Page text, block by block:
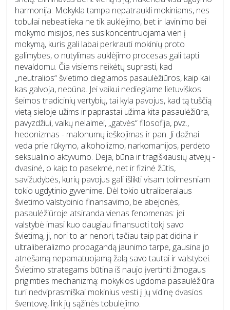
harmonija: Mokykla tampa nepatraukli mokiniams, nes
tobulai nebeatlieka ne tik auklėjimo, bet ir lavinimo bei
mokymo misijos, nes susikoncentruojama vien į
mokymą, kuris gali labai perkrauti mokinių proto
galimybes, o nutylimas auklėjimo procesas gali tapti
nevaldomu. Čia visiems reikėtų suprasti, kad
„neutralios“ švietimo diegiamos pasaulėžiūros, kaip kai
kas galvoja, nebūna. Jei vaikui nediegiame lietuviškos
šeimos tradicinių vertybių, tai kyla pavojus, kad tą tuščią
vietą sieloje užims ir paprastai užima kita pasaulėžiūra,
pavyzdžiui, vaikų nelaimei, „gatvės“ filosofija, pvz.,
hedonizmas - malonumų ieškojimas ir pan. Ji dažnai
veda prie rūkymo, alkoholizmo, narkomanijos, perdėto
seksualinio aktyvumo. Deja, būna ir tragiškiausių atvejų -
dvasinė, o kaip to pasekmė, net ir fizinė žūtis,
savižudybės, kurių pavojus gali išlikti visam tolimesniam
tokio ugdytinio gyvenime. Dėl tokio ultraliberalaus
švietimo valstybinio finansavimo, be abejonės,
pasaulėžiūroje atsiranda vienas fenomenas: jei
valstybė imasi kuo daugiau finansuoti tokį savo
švietimą, ji, nori to ar nenori, tačiau taip pat didina ir
ultraliberalizmo propagandą jaunimo tarpe, gausina jo
atnešamą nepamatuojamą žalą savo tautai ir valstybei.
Švietimo strategams būtina iš naujo įvertinti žmogaus
prigimties mechanizmą: mokyklos ugdoma pasaulėžiūra
turi nedviprasmiškai mokinius vesti į jų vidinę dvasios
šventovę, link jų sąžinės tobulėjimo.